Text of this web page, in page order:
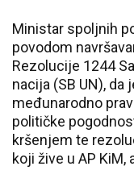
Ministar spoljnih
povodom
Rezolucije 1244
nacija (SB UN), da
međunarodno
političke
kršenjem te
koji žive u AP KiM,